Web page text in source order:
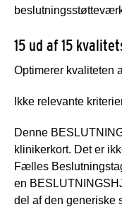
15 ud af 15
Optimerer kvaliteten
Ikke relevante
Denne
klinikerkort. Det er
Fælles
en
del af den generiske